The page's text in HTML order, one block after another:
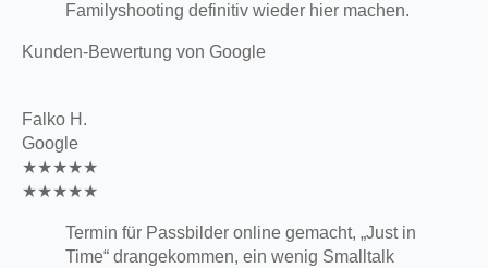
Familyshooting definitiv wieder hier machen.
Kunden-Bewertung von Google
Falko H.
Google
★★★★★
★★★★★
Termin für Passbilder online gemacht, „Just in
Time“ drangekommen, ein wenig Smalltalk